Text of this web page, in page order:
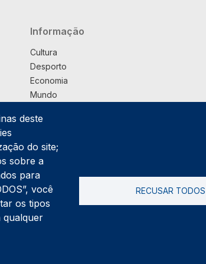
Navegação principal
Informação
Cultura
Desporto
Economia
Mundo
País
Praça
Pub
Saúde
Sociedade
Rodapé
deste
do site;
sobre a
para
você
os tipos
qualquer
RECUSAR TODOS